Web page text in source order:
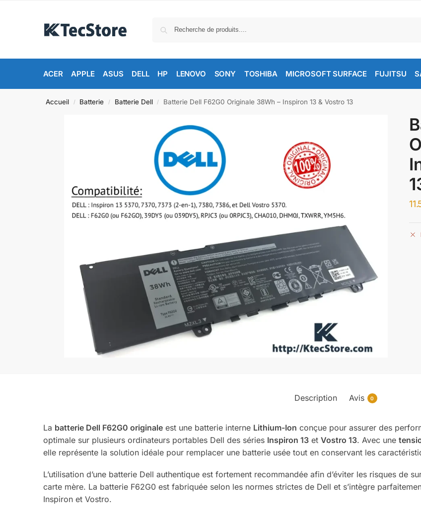
ACER APPLE ASUS DELL HP LENOVO SONY TOSHIBA MICROSOFT SURFACE FUJITSU
Accueil / Batterie / Batterie Dell / Batterie Dell F62G0 Originale 38Wh – Inspiron 13 & Vostro 13
Description Avis 0
La batterie Dell F62G0 originale est une batterie interne Lithium-Ion conçue pour assurer des
optimale sur plusieurs ordinateurs portables Dell des séries Inspiron 13 etVostro 13. Avec une
elle représente la solution idéale pour remplacer une batterie usée tout en conservant les
L’utilisation d’une batterie Dell authentique est fortement recommandée afin d’éviter les risques de
carte mère. La batterie F62G0 est fabriquée selon les normes strictes de Dell et s’intègre
Inspiron et Vostro.